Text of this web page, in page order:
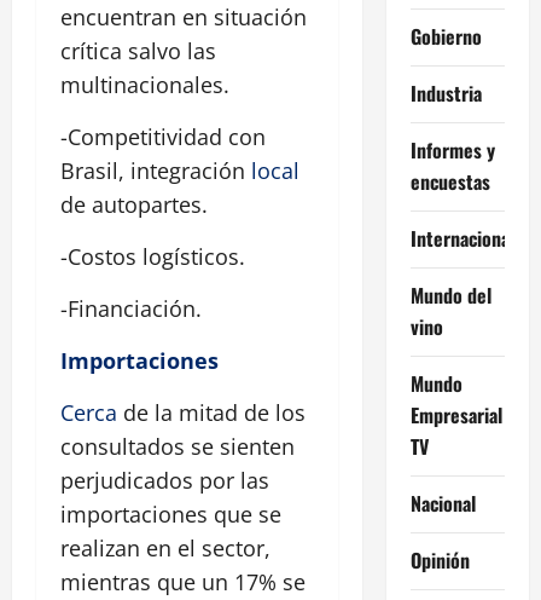
encuentran en situación
crítica salvo las
multinacionales.
-Competitividad con
Brasil, integración local
de autopartes.
-Costos logísticos.
-Financiación.
Importaciones
Cerca de la mitad de los
consultados se sienten
perjudicados por las
importaciones que se
realizan en el sector,
mientras que un 17% se
Gobierno
Industria
Informes y
encuestas
Internacional
Mundo del
vino
Mundo
Empresarial
TV
Nacional
Opinión